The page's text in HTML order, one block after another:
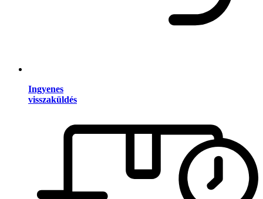
Ingyenes
visszaküldés